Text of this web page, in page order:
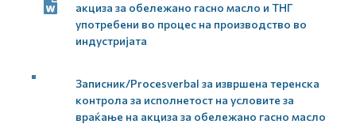
акциза за обележано гасно масло и ТНГ
употребени во процес на производство во
индустријата
Записник/Procesverbal за извршена теренска
контрола за исполнетост на условите за
враќање на акциза за обележано гасно масло